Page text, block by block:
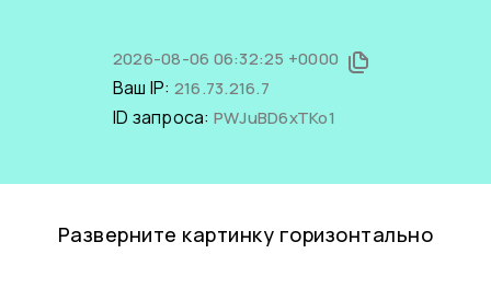
2026-08-06 06:32:25 +0000
Ваш IP: 216.73.216.7
ID запроса: PWJuBD6xTKo1
Разверните картинку горизонтально